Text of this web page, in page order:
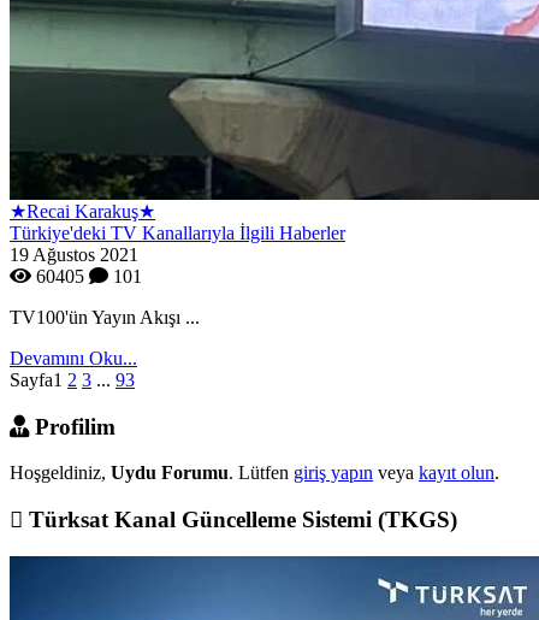
★Recai Karakuş★
Türkiye'deki TV Kanallarıyla İlgili Haberler
19 Ağustos 2021
60405
101
TV100'ün Yayın Akışı ...
Devamını Oku...
Sayfa1 2 3 ... 93
Profilim
Hoşgeldiniz, Uydu Forumu. Lütfen giriş yapın veya kayıt olun.
Türksat Kanal Güncelleme Sistemi (TKGS)